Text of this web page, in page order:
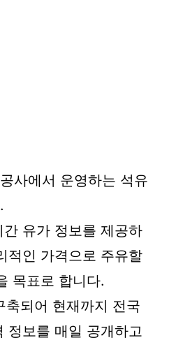
사에서 운영하는 석유
유가 정보를 제공하
적인 가격으로 주유할
목표로 합니다.
되어 현재까지 전국
정보를 매일 공개하고